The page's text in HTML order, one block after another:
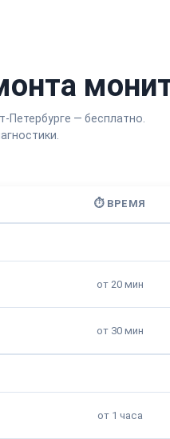
Петербурге — бесплатно.
⏱ ВРЕМЯ
от 20 мин
от 30 мин
от 1 часа